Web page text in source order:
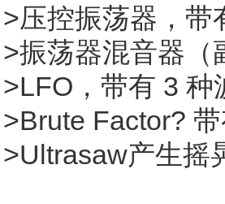
>压控振荡器，带
>振荡器混音器（
>LFO，带有 3
>Brute Factor?
>Ultrasaw产生摇